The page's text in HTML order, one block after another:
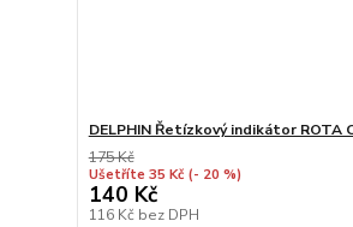
DELPHIN Řetízkový indikátor ROTA
175 Kč
Ušetříte 35 Kč (- 20 %)
140 Kč
116 Kč bez DPH